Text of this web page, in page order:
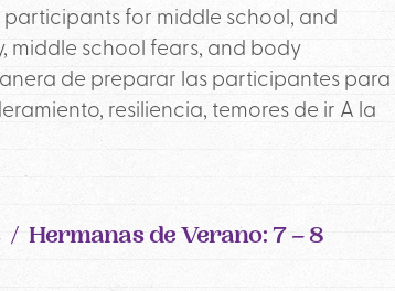
for middle school, and
middle school fears, and body
de preparar las participantes para
resiliencia, temores de ir A la
Hermanas de Verano: 7 – 8